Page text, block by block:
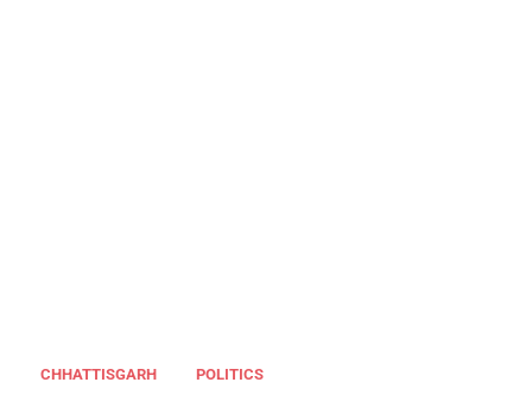
CHHATTISGARH POLITICS